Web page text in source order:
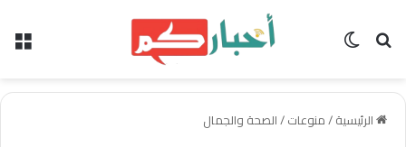
بحث عن الوضع المظلم
الرئيسية/منوعات/الصحة والجمال